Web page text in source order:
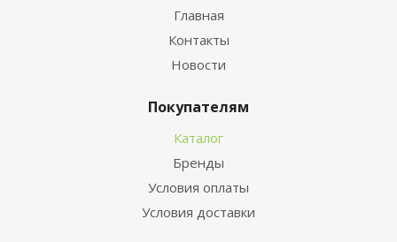
Главная
Контакты
Новости
Покупателям
Каталог
Бренды
Условия оплаты
Условия доставки